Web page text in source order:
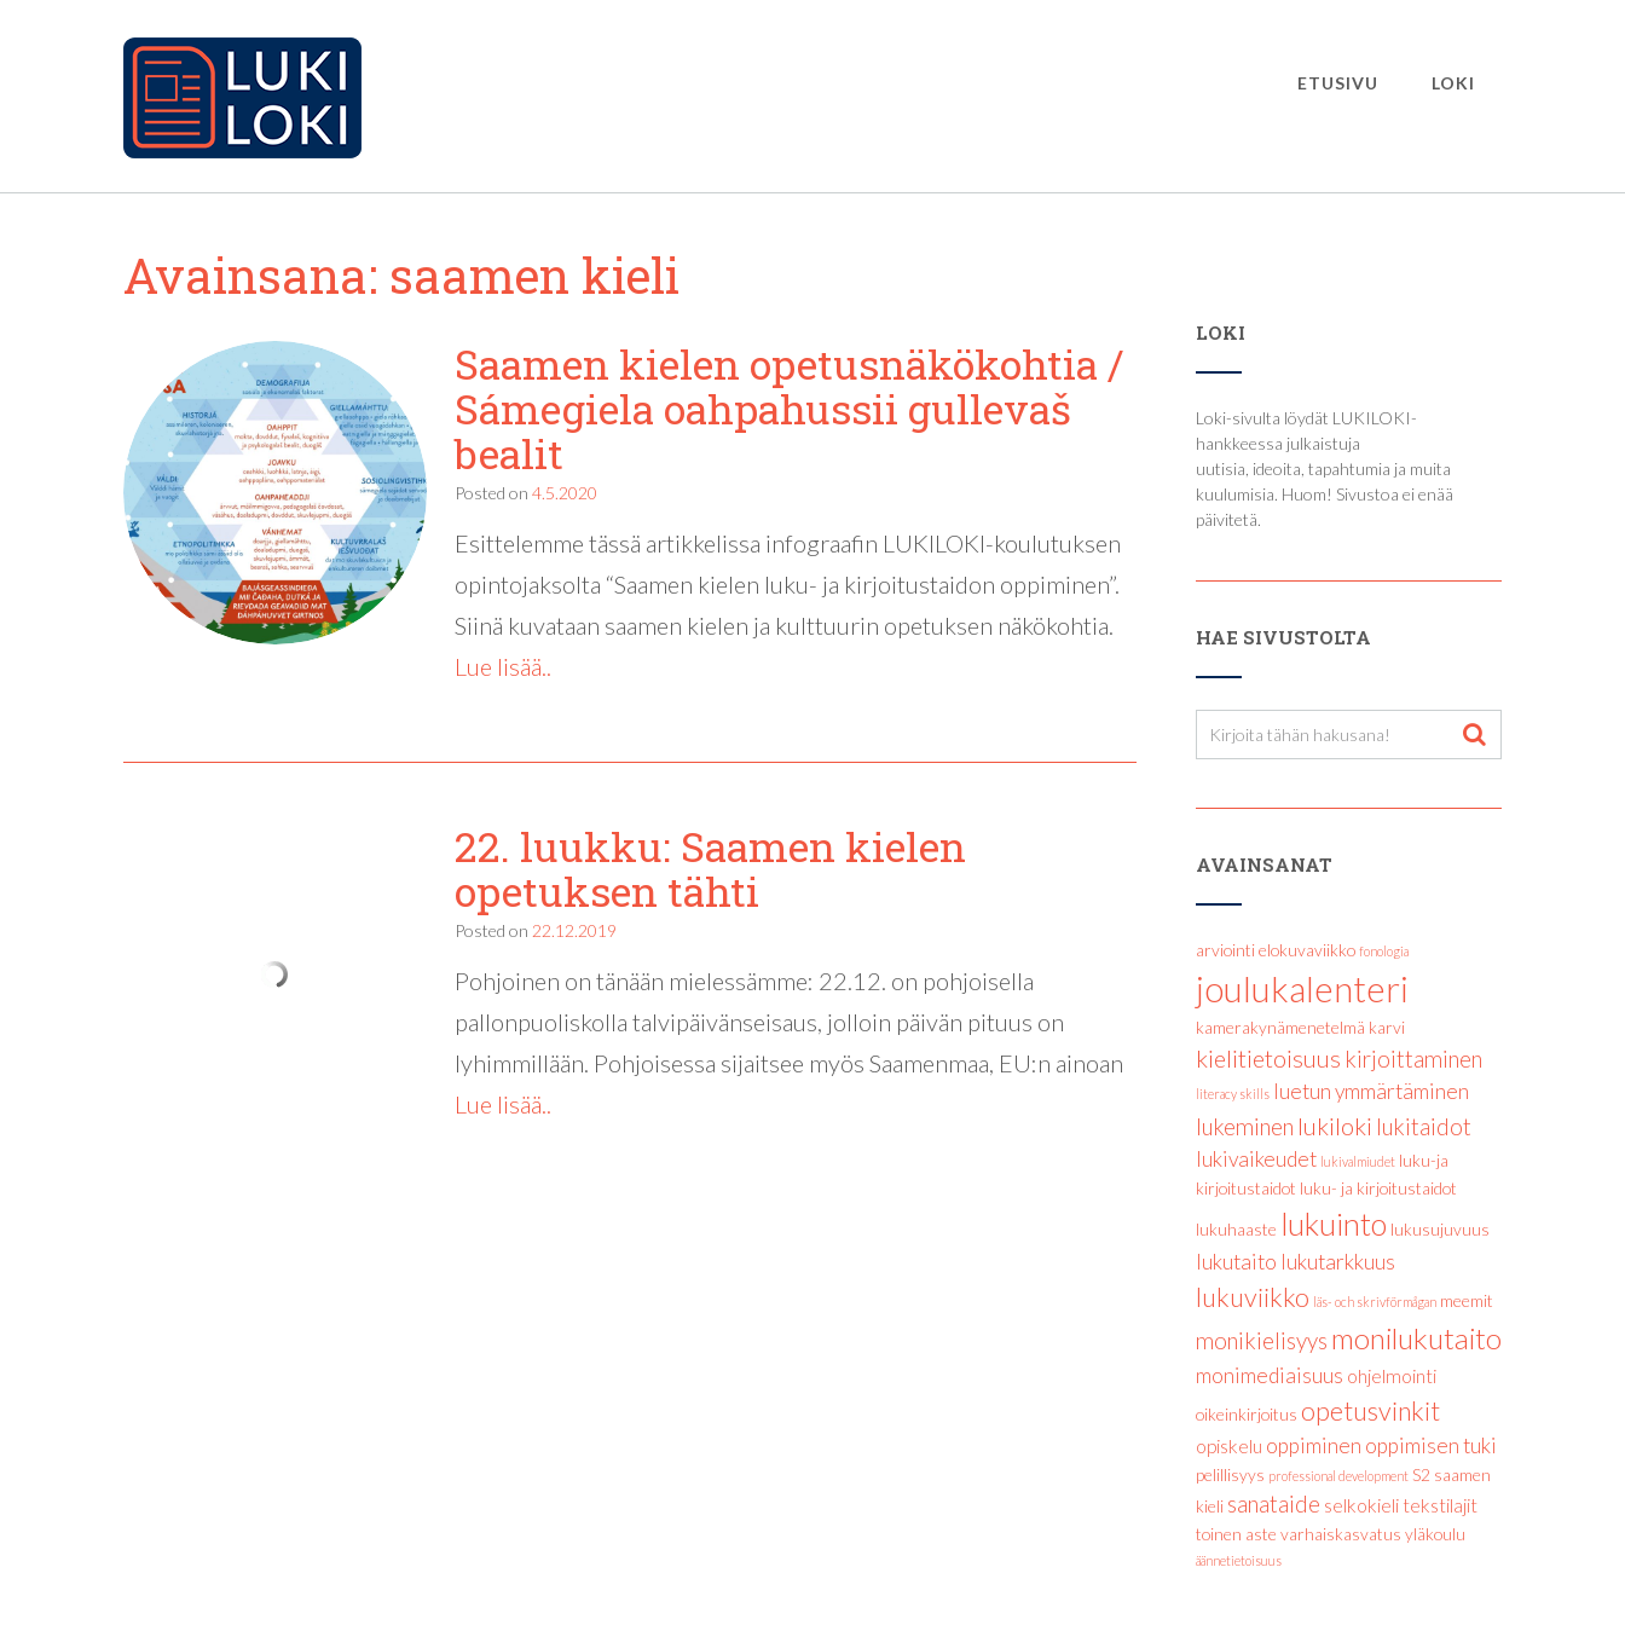
ETUSIVU LOKI
Avainsana: saamen kieli
Saamen kielen opetusnäkökohtia /
Sámegiela oahpahussii gullevaš
bealit
Posted on 4.5.2020
Esittelemme tässä artikkelissa infograafin LUKILOKI-koulutuksen
opintojaksolta “Saamen kielen luku- ja kirjoitustaidon oppiminen”.
Siinä kuvataan saamen kielen ja kulttuurin opetuksen näkökohtia.
Lue lisää..
22. luukku: Saamen kielen
opetuksen tähti
Posted on 22.12.2019
Pohjoinen on tänään mielessämme: 22.12. on pohjoisella
pallonpuoliskolla talvipäivänseisaus, jolloin päivän pituus on
lyhimmillään. Pohjoisessa sijaitsee myös Saamenmaa, EU:n ainoan
Lue lisää..
LOKI
Loki-sivulta löydät LUKILOKI-
hankkeessa julkaistuja
uutisia, ideoita, tapahtumia ja muita
kuulumisia. Huom! Sivustoa ei enää
päivitetä.
HAE SIVUSTOLTA
AVAINSANAT
arviointielokuvaviikko fonologia
joulukalenteri
kamerakynämenetelmä karvi
kielitietoisuus kirjoittaminen
literacy skills luetun ymmärtäminen
lukeminen lukiloki lukitaidot
lukivaikeudet lukivalmiudet luku-ja
kirjoitustaidot luku- ja kirjoitustaidot
lukuhaaste lukuinto lukusujuvuus
lukutaito lukutarkkuus
lukuviikko läs- och skrivförmågan meemit
monikielisyys monilukutaito
monimediaisuus ohjelmointi
oikeinkirjoitus opetusvinkit
opiskelu oppiminen oppimisen tuki
pelillisyys professional development S2 saamen
kieli sanataide selkokieli tekstilajit
toinen aste varhaiskasvatus yläkoulu
äännetietoisuus